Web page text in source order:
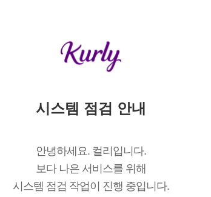
시스템 점검 안내
안녕하세요. 컬리입니다.
보다 나은 서비스를 위해
시스템 점검 작업이 진행 중입니다.